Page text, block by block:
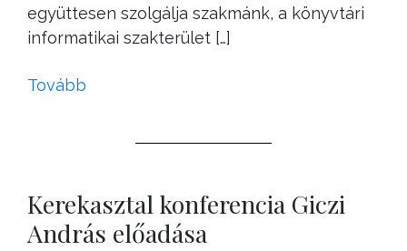
együttesen szolgálja szakmánk, a könyvtári
informatikai szakterület […]
Tovább
Kerekasztal konferencia Giczi
András előadása